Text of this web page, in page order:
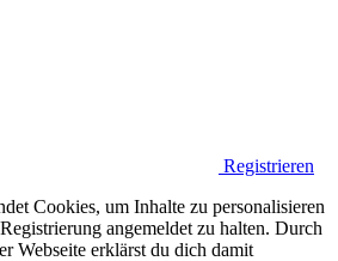
Registrieren
Cookies, um Inhalte zu personalisieren
angemeldet zu halten. Durch
Webseite erklärst du dich damit